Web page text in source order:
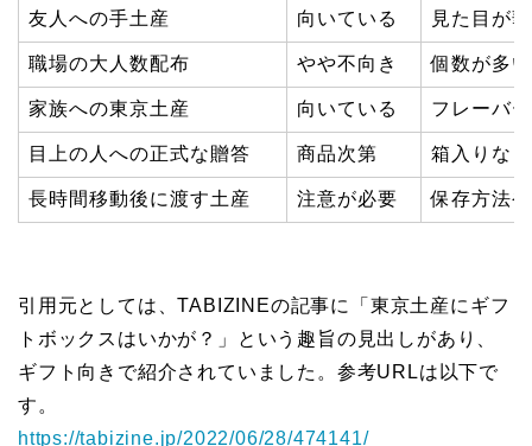
友人への手土産 向いている 見た目が
職場の大人数配布 やや不向き 個数が多
家族への東京土産 向いている フレーバ
目上の人への正式な贈答 商品次第 箱入りな
長時間移動後に渡す土産 注意が必要 保存方法
引用元としては、TABIZINEの記事に「東京土産にギフ
トボックスはいかが？」という趣旨の見出しがあり、
ギフト向きで紹介されていました。参考URLは以下で
す。
https://tabizine.jp/2022/06/28/474141/